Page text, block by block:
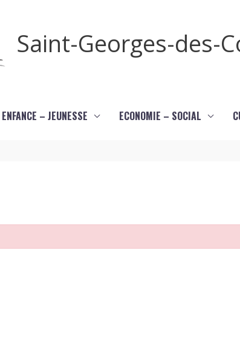
Saint-Georges-des-
ENFANCE – JEUNESSE ECONOMIE – SOCIAL